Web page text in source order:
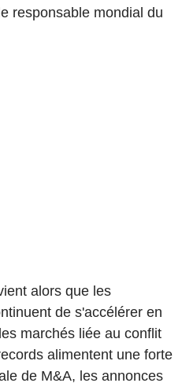
responsable mondial du
alors que les
de s'accélérer en
marchés liée au conflit
alimentent une forte
de M&A, les annonces